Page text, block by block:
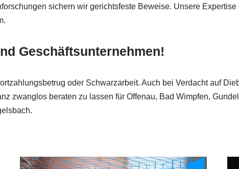
sichern wir gerichtsfeste Beweise. Unsere
Geschäftsunternehmen!
oder Schwarzarbeit. Auch bei Verdacht auf
zwanglos beraten zu lassen für Offenau, Bad Wimpfen,